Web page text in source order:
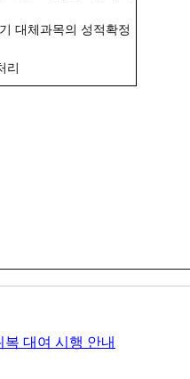
대체과목의 성적확정
리
복 대여 시행 안내